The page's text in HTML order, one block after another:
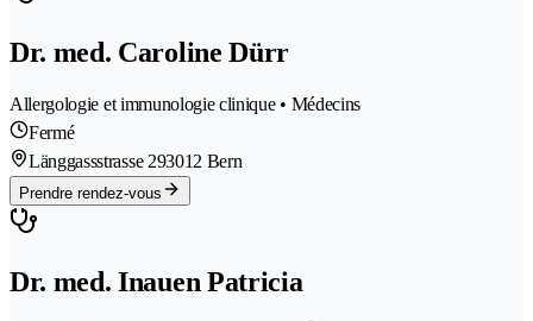
Dr. med. Caroline Dürr
Allergologie et immunologie clinique • Médecins
Fermé
Länggassstrasse 293012 Bern
Prendre rendez-vous
Dr. med. Inauen Patricia